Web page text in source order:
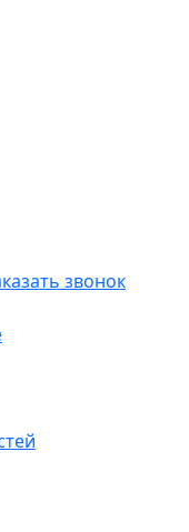
звонок